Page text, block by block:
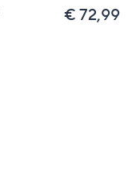
€ 72,99